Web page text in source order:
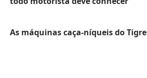
As máquinas caça-níqueis do Tigre